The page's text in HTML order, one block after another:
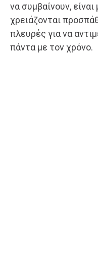
να συμβαίνουν,
χρειάζονται
πλευρές για να
πάντα με τον χρόνο.